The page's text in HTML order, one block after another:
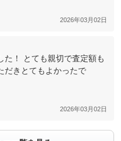
2026年03月02日
た！ とても親切で査定額も
だきとてもよかったで
2026年03月02日